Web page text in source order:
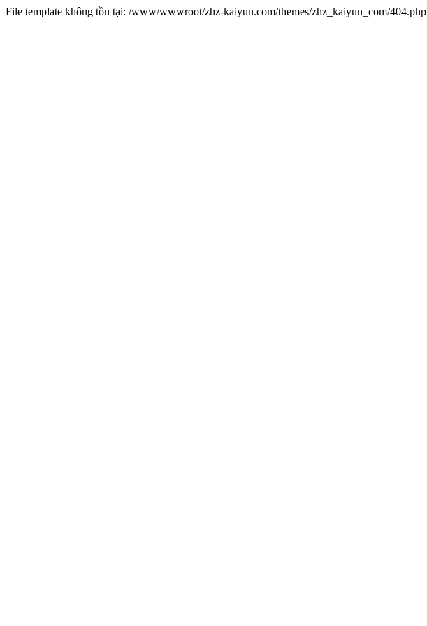
File template không tồn tại: /www/wwwroot/zhz-kaiyun.com/themes/zhz_kaiyun_com/404.php